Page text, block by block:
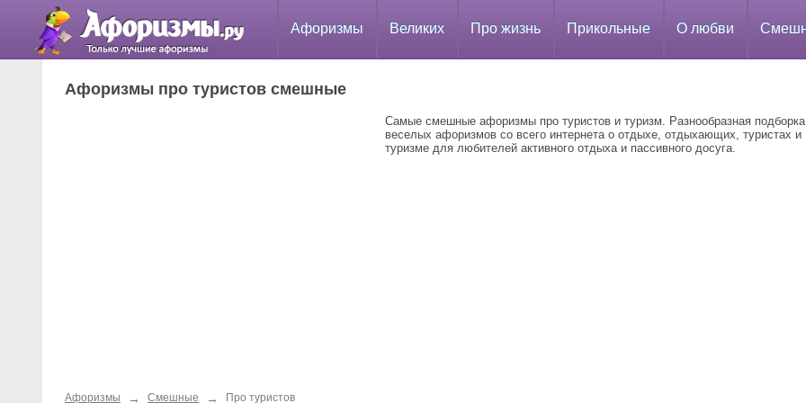
Афоризмы Великих Про жизнь Прикольные О любви
Афоризмы про туристов смешные
Самые смешные афоризмы про туристов и туризм. Разнообразная подборка
веселых афоризмов со всего интернета о отдыхе, отдыхающих, туристах и
туризме для любителей активного отдыха и пассивного досуга.
Афоризмы → Смешные → Про туристов